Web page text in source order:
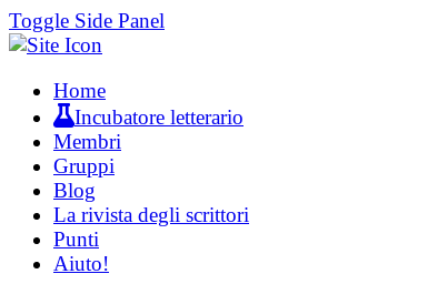
Toggle Side Panel
Home
Incubatore letterario
Membri
Gruppi
Blog
La rivista degli scrittori
Punti
Aiuto!